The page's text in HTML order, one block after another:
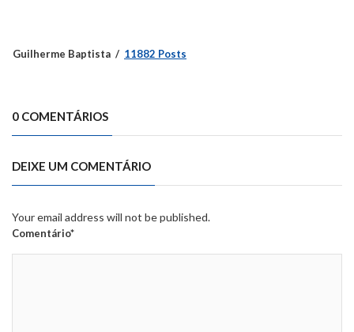
Guilherme Baptista 11882 Posts
0 COMENTÁRIOS
DEIXE UM COMENTÁRIO
Your email address will not be published.
Comentário*